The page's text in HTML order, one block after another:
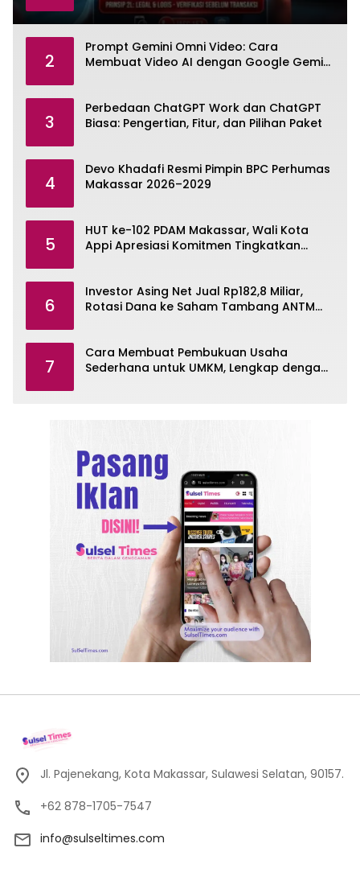
2
Prompt Gemini Omni Video: Cara
Membuat Video AI dengan Google Gemini
3
Perbedaan ChatGPT Work dan ChatGPT
Biasa: Pengertian, Fitur, dan Pilihan Paket
4
Devo Khadafi Resmi Pimpin BPC Perhumas
Makassar 2026–2029
5
HUT ke-102 PDAM Makassar, Wali Kota
Appi Apresiasi Komitmen Tingkatkan
6
Investor Asing Net Jual Rp182,8 Miliar,
Rotasi Dana ke Saham Tambang ANTM
7
Cara Membuat Pembukuan Usaha
Sederhana untuk UMKM, Lengkap dengan
Jl. Pajenekang, Kota Makassar, Sulawesi Selatan, 90157.
+62 878-1705-7547
info@sulseltimes.com